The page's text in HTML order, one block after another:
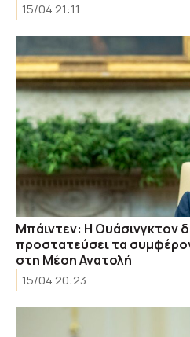
15/04 21:11
Μπάιντεν: Η Ουάσινγκτον
προστατεύσει τα
στη Μέση Ανατολή
15/04 20:23